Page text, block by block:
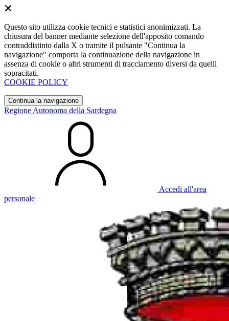
Questo sito utilizza cookie tecnici e statistici anonimizzati. La
chiusura del banner mediante selezione dell'apposito comando
contraddistinto dalla X o tramite il pulsante "Continua la
navigazione" comporta la continuazione della navigazione in
assenza di cookie o altri strumenti di tracciamento diversi da quelli
sopracitati.
COOKIE POLICY
Continua la navigazione
Regione Autonoma della Sardegna
Accedi all'area
personale